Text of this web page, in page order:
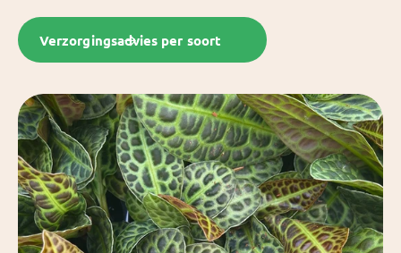
Verzorgingsadvies per soort